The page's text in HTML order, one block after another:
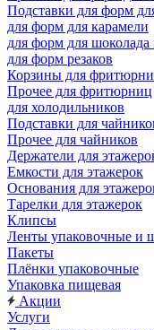
Подставки для форм
для форм для карамели
для форм для
для форм резаков
Корзины для
Прочее для фритюрниц
для холодильников
Подставки для
Прочее для чайников
Держатели для
Емкости для этажерок
Основания для
Тарелки для этажерок
Клипсы
Ленты упаковочные и
Пакеты
Плёнки упаковочные
Упаковка пищевая
Акции
Услуги